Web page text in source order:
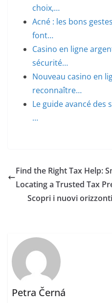
choix,…
Acné : les bons
font…
Casino en ligne
sécurité…
Nouveau casino en
reconnaître…
Le guide avancé des
…
Find the Right Tax Help:
Locating a Trusted Tax
Scopri i nuovi
Petra Černá